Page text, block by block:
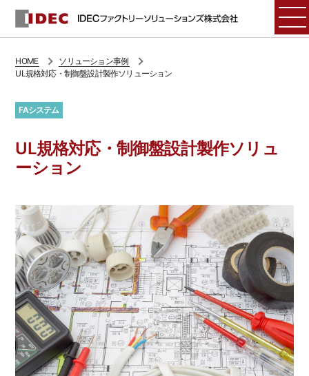
HOME
ソリューション事例
UL規格対応・制御盤設計製作ソリューション
FAシステム
UL規格対応・制御盤設計製作ソリュ
ーション